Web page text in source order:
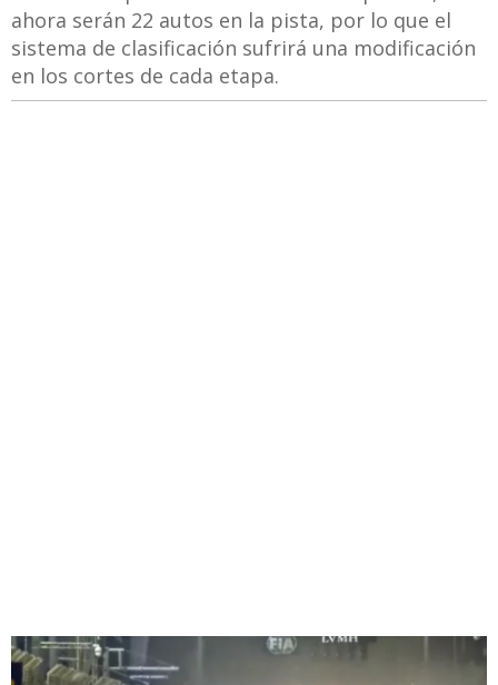
ahora serán 22 autos en la pista, por lo que el
sistema de clasificación sufrirá una modificación
en los cortes de cada etapa.